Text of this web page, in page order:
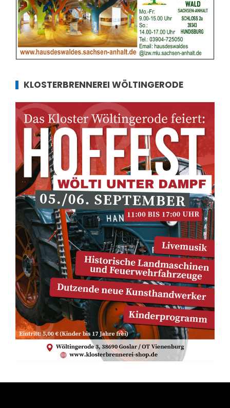
KLOSTERBRENNEREI WÖLTINGERODE